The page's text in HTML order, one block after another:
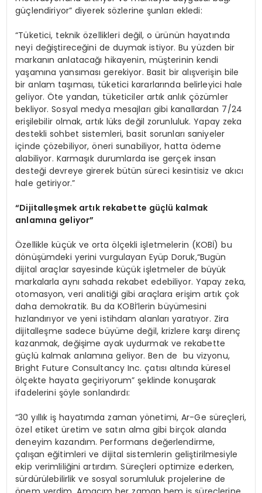
güçlendiriyor” diyerek sözlerine şunları ekledi:
“Tüketici, teknik özellikleri değil, o ürünün hayatında
neyi değiştireceğini de duymak istiyor. Bu yüzden bir
markanın anlatacağı hikayenin, müşterinin kendi
yaşamına yansıması gerekiyor. Basit bir alışverişin bile
bir anlam taşıması, tüketici kararlarında belirleyici hale
geliyor. Öte yandan, tüketiciler artık anlık çözümler
bekliyor. Sosyal medya mesajları gibi kanallardan 7/24
erişilebilir olmak, artık lüks değil zorunluluk. Yapay zeka
destekli sohbet sistemleri, basit sorunları saniyeler
içinde çözebiliyor, öneri sunabiliyor, hatta ödeme
alabiliyor. Karmaşık durumlarda ise gerçek insan
desteği devreye girerek bütün süreci kesintisiz ve akıcı
hale getiriyor.”
“Dijitalleşmek artık rekabette güçlü kalmak
anlamına geliyor”
Özellikle küçük ve orta ölçekli işletmelerin (KOBİ) bu
dönüşümdeki yerini vurgulayan Eyüp Doruk,“Bugün
dijital araçlar sayesinde küçük işletmeler de büyük
markalarla aynı sahada rekabet edebiliyor. Yapay zeka,
otomasyon, veri analitiği gibi araçlara erişim artık çok
daha demokratik. Bu da KOBİ’lerin büyümesini
hızlandırıyor ve yeni istihdam alanları yaratıyor. Zira
dijitalleşme sadece büyüme değil, krizlere karşı direnç
kazanmak, değişime ayak uydurmak ve rekabette
güçlü kalmak anlamına geliyor. Ben de bu vizyonu,
Bright Future Consultancy Inc. çatısı altında küresel
ölçekte hayata geçiriyorum” şeklinde konuşarak
ifadelerini şöyle sonlandırdı:
“30 yıllık iş hayatımda zaman yönetimi, Ar-Ge süreçleri,
özel etiket üretim ve satın alma gibi birçok alanda
deneyim kazandım. Performans değerlendirme,
çalışan eğitimleri ve dijital sistemlerin geliştirilmesiyle
ekip verimliliğini artırdım. Süreçleri optimize ederken,
sürdürülebilirlik ve sosyal sorumluluk projelerine de